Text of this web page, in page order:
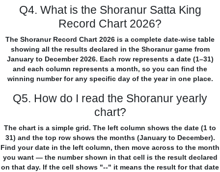
Q4. What is the Shoranur Satta King
Record Chart 2026?
The Shoranur Record Chart 2026 is a complete date-wise table
showing all the results declared in the Shoranur game from
January to December 2026. Each row represents a date (1–31)
and each column represents a month, so you can find the
winning number for any specific day of the year in one place.
Q5. How do I read the Shoranur yearly
chart?
The chart is a simple grid. The left column shows the date (1 to
31) and the top row shows the months (January to December).
Find your date in the left column, then move across to the month
you want — the number shown in that cell is the result declared
on that day. If the cell shows "--" it means the result for that date